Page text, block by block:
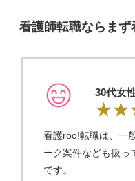
看護師転職ならま
30代女
看護roo!転職は、一
ーク案件なども扱っ
です。